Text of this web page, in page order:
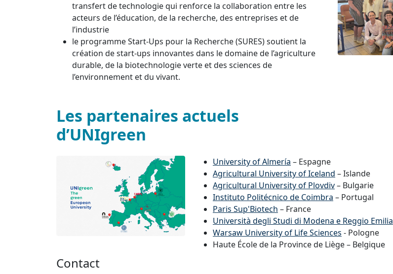
transfert de technologie qui renforce la collaboration entre les
acteurs de l’éducation, de la recherche, des entreprises et de
l’industrie
le programme Start-Ups pour la Recherche (SURES) soutient la
création de start-ups innovantes dans le domaine de l’agriculture
durable, de la biotechnologie verte et des sciences de
l’environnement et du vivant.
Les partenaires actuels
d’UNIgreen
University of Almería – Espagne
Agricultural University of Iceland – Islande
Agricultural University of Plovdiv– Bulgarie
Instituto Politécnico de Coimbra – Portugal
Paris Sup'Biotech – France
Università degli Studi di Modena e Reggio Emilia
Warsaw University of Life Sciences - Pologne
Haute École de la Province de Liège – Belgique
Contact